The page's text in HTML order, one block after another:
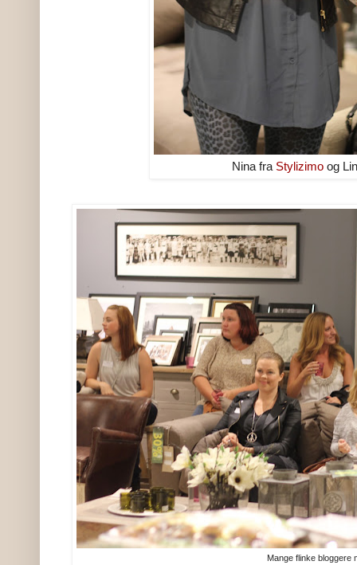
Nina fra Stylizimo og
Mange flinke bloggere